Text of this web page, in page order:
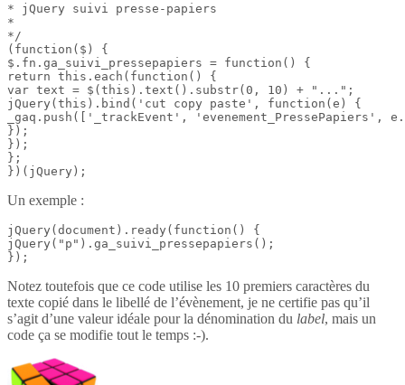
* jQuery suivi presse-papiers
*
*/
(function($) {
$.fn.ga_suivi_pressepapiers = function() {
return this.each(function() {
var text = $(this).text().substr(0, 10) + "...";
jQuery(this).bind('cut copy paste', function(e) {
_gaq.push(['_trackEvent', 'evenement_PressePapiers',
});
});
};
})(jQuery);
Un exemple :
jQuery(document).ready(function() {
jQuery("p").ga_suivi_pressepapiers();
});
Notez toutefois que ce code utilise les 10 premiers caractères du
texte copié dans le libellé de l’évènement, je ne certifie pas qu’il
s’agit d’une valeur idéale pour la dénomination du label, mais un
code ça se modifie tout le temps :-).